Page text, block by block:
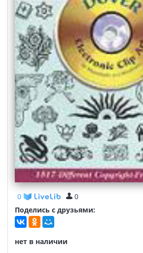
0
0
Поделись с друзьями:
нет в наличии